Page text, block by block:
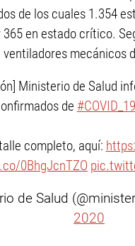
de los cuales 1.354
en estado crítico.
ventiladores mecánicos
Ministerio de Salud
de #COVID_19
completo, aquí:
0BhgJcnTZO
de Salud
2020